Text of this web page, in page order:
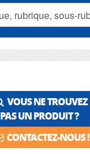
VOUS NE TROUVEZ
PAS UN PRODUIT ?
CONTACTEZ-NOUS !